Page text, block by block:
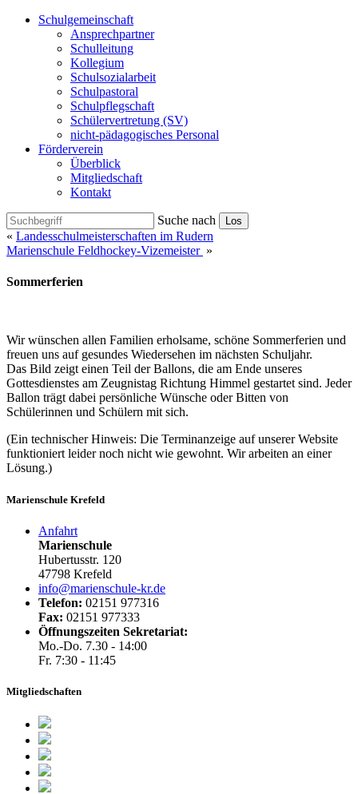
Schulgemeinschaft
Ansprechpartner
Schulleitung
Kollegium
Schulsozialarbeit
Schulpastoral
Schulpflegschaft
Schülervertretung (SV)
nicht-pädagogisches Personal
Förderverein
Überblick
Mitgliedschaft
Kontakt
Suche nach Los
« Landesschulmeisterschaften im Rudern
Marienschule Feldhockey-Vizemeister »
Sommerferien
Wir wünschen allen Familien erholsame, schöne Sommerferien und
freuen uns auf gesundes Wiedersehen im nächsten Schuljahr.
Das Bild zeigt einen Teil der Ballons, die am Ende unseres
Gottesdienstes am Zeugnistag Richtung Himmel gestartet sind. Jeder
Ballon trägt dabei persönliche Wünsche oder Bitten von
Schülerinnen und Schülern mit sich.
(Ein technischer Hinweis: Die Terminanzeige auf unserer Website
funktioniert leider noch nicht wie gewohnt. Wir arbeiten an einer
Lösung.)
Marienschule Krefeld
Anfahrt
Marienschule
Hubertusstr. 120
47798 Krefeld
info@marienschule-kr.de
Telefon: 02151 977316
Fax: 02151 977333
Öffnungszeiten Sekretariat:
Mo.-Do. 7.30 - 14:00
Fr. 7:30 - 11:45
Mitgliedschaften